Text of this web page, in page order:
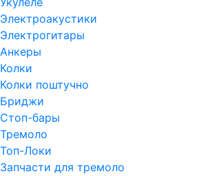
Электроакустики
Электрогитары
Анкеры
Колки
Колки поштучно
Бриджи
Стоп-бары
Тремоло
Топ-Локи
Запчасти для тремоло